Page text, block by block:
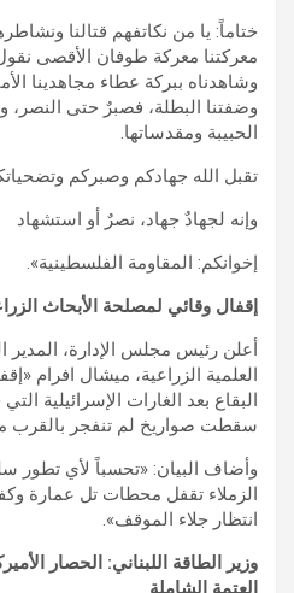
ختاماً: يا من نكاتفهم قتالنا
معركتنا معركة طوفان الأقصى
وشاهدناه ببركة عطاء مجاهدينا
وضفتنا البطلة، فصبرٌ حتى
الحبيبة ومقدساتها.
تقبل الله جهادكم وصبركم
وإنه لجهادٌ جهاد، نصرٌ أو استشهاد
إخوانكم: المقاومة الفلسطينية».
إقفال وقائي لمصلحة الأبحاث
أعلن رئيس مجلس الإدارة، المدير
العلمية الزراعية، ميشال افرام
البقاع بعد الغارات الإسرائيلية
سقطت صواريخ لم تنفجر بالقرب
وأضاف البيان: «تحسباً لأي تطور
الزملاء تقفل محطات تل عمارة
انتظار جلاء الموقف».
وزير الطاقة اللبناني: الحصار
العتمة الشاملة